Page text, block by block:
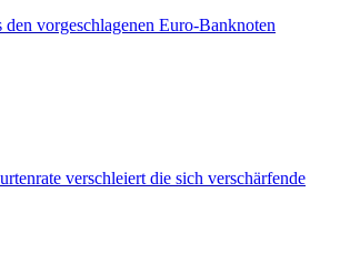
den vorgeschlagenen Euro-Banknoten
verschleiert die sich verschärfende